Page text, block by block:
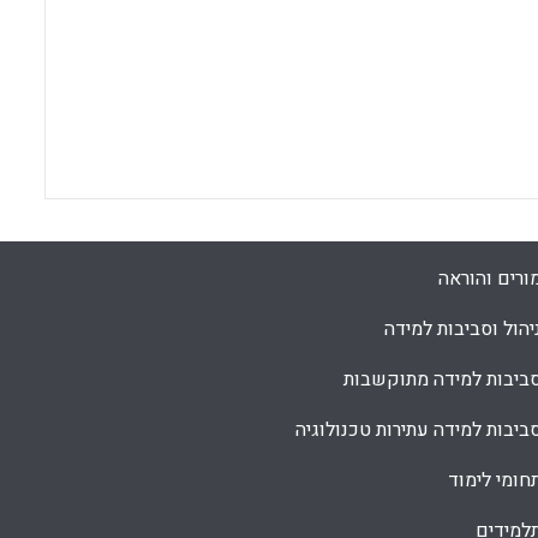
והוראה
וסביבות למידה
למידה מתוקשבות
למידה עתירות טכנולוגיה
לימוד